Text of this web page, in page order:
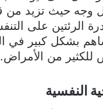
وجه حيث تزيد
الرئتين على
بشكل كبير
للكثير من الأمراض.
النفسية